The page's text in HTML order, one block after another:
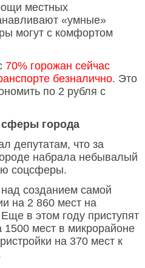
местных
«умные»
могут с комфортом
70% горожан сейчас
безналично. Это
по 2 рубля с
сферы города
депутатам, что за
набрала небывалый
соцсферы.
созданием самой
на 2 860 мест на
в этом году приступят
мест в микрорайоне
на 370 мест к